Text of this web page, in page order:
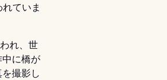
ていま
れ、世
に橋が
撮影し